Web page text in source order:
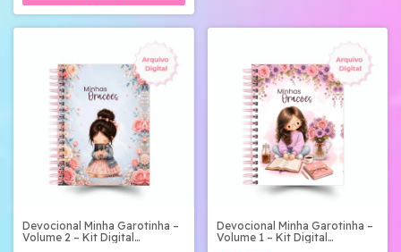
Devocional Minha Garotinha –
Volume 2 – Kit Digital
Devocional Minha Garotinha –
Volume 1 – Kit Digital